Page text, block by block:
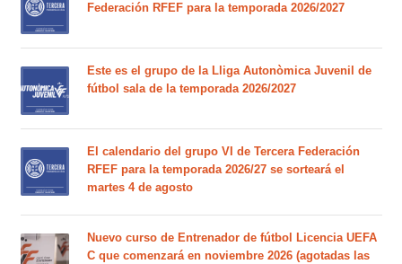
Federación RFEF para la temporada 2026/2027
Este es el grupo de la Lliga Autonòmica Juvenil de
fútbol sala de la temporada 2026/2027
El calendario del grupo VI de Tercera Federación
RFEF para la temporada 2026/27 se sorteará el
martes 4 de agosto
Nuevo curso de Entrenador de fútbol Licencia UEFA
C que comenzará en noviembre 2026 (agotadas las